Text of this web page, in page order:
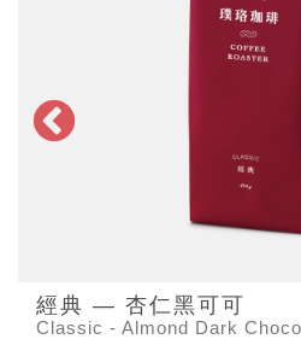
經典 — 杏仁黑可可
Classic - Almond Dark